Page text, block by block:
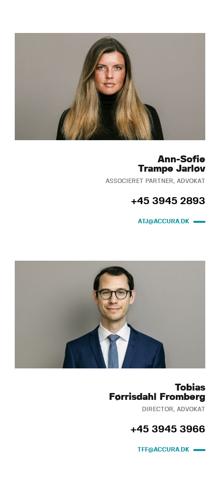
Ann-Sofie
Trampe Jarløv
ASSOCIERET PARTNER, ADVOKAT
+45 3945 2893
ATJ@ACCURA.DK
Tobias
Førrisdahl Fromberg
DIRECTOR, ADVOKAT
+45 3945 3966
TFF@ACCURA.DK